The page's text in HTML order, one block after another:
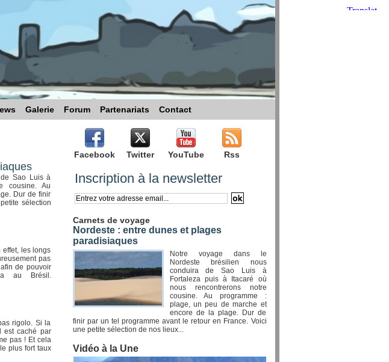
Galerie Forum Partenariats Contact
Sao Luis à
cousine. Au
Dur de finir
sélection
effet, les longs
pas
de pouvoir
au Brésil.
rigolo. Si la
est caché par
pas ! Et cela
plus fort taux
Facebook Twitter YouTube Rss
Inscription à la newsletter
Carnets de voyage
Nordeste : entre dunes et plages
paradisiaques
Notre voyage dans le
Nordeste brésilien nous
conduira de Sao Luis à
Fortaleza puis à Itacaré où
nous rencontrerons notre
cousine. Au programme :
plage, un peu de marche et
encore de la plage. Dur de
finir par un tel programme avant le retour en France. Voici
une petite sélection de nos lieux...
Vidéo à la Une